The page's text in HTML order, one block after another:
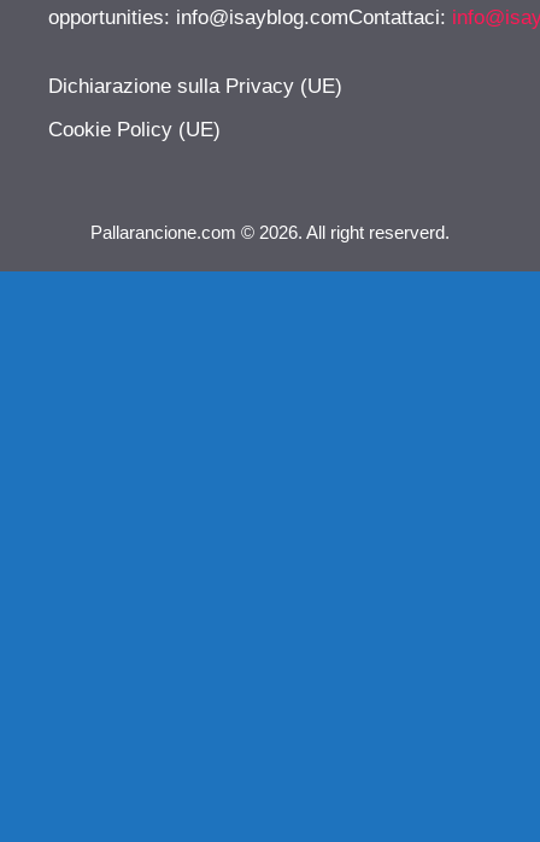
opportunities: info@isayblog.comContattaci:
Dichiarazione sulla Privacy (UE)
Cookie Policy (UE)
Pallarancione.com © 2026. All right reserverd.